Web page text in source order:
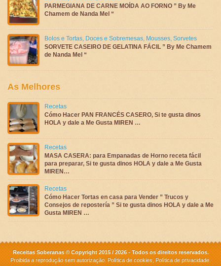
PARMEGIANA DE CARNE MOÍDA AO FORNO ” By Me
Chamem de Nanda Mel “
Bolos e Tortas, Doces e Sobremesas, Mousses, Sorvetes
SORVETE CASEIRO DE GELATINA FÁCIL ” By Me Chamem
de Nanda Mel “
As Melhores
Recetas
Cómo Hacer PAN FRANCÉS CASERO, Si te gusta dinos
HOLA y dale a Me Gusta MIREN …
Recetas
MASA CASERA: para Empanadas de Horno receta fácil
para preparar, Si te gusta dinos HOLA y dale a Me Gusta
MIREN…
Recetas
Cómo Hacer Tortas en casa para Vender ” Trucos y
Consejos de repostería ” Si te gusta dinos HOLA y dale a Me
Gusta MIREN …
Receitas Soberanas © Copyright 2015 / 2026 - Todos os direitos reservados.
Proibida a reprodução sem autorização. Política de cookies, Política de privacidade.